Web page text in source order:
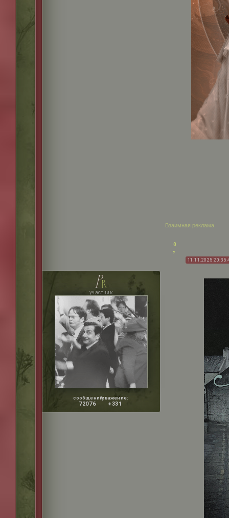
Взаимная реклама
0
11.11.2025
pr
участник
сообщений:
72076
уважение:
+331